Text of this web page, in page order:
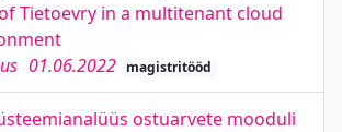
Tietoevry in a multitenant cloud
01.06.2022 magistritööd
ostuarvete mooduli